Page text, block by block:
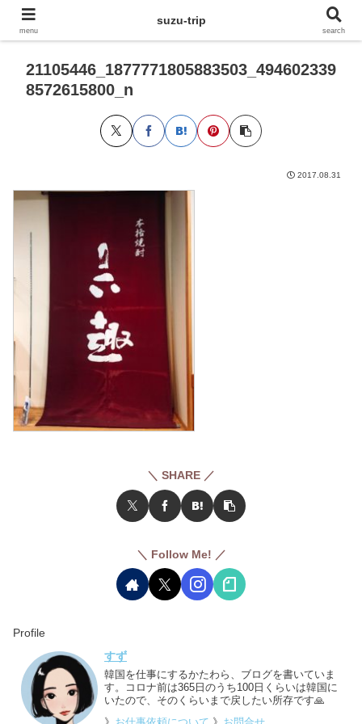
21105446_1877771805883503_494602339
8572615800_n
2017.08.31
＼ SHARE ／
＼ Follow Me! ／
Profile
すず
韓国を仕事にするかたわら、ブログを書いていま
す。コロナ前は365日のうち100日くらいは韓国に
いたので、そのくらいまで戻したい所存です🙏
menu
suzu-trip
search